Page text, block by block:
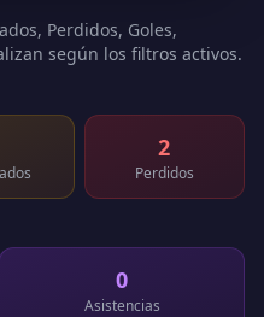
Perdidos, Goles,
según los filtros activos.
2
Perdidos
0
Asistencias